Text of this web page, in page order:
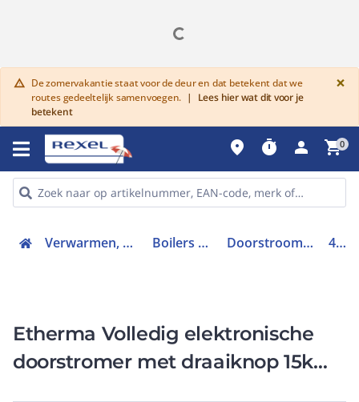
warning De zomervakantie staat voor de deur en dat betekent dat we
routes gedeeltelijk samenvoegen. |
Lees hier wat dit voor je
betekent
×
place timer person shopping_cart0
Verwarmen, Koelen en Ventileren Boilers en Buffervaten Doorstroom warmwatertoestel 41106
Etherma Volledig elektronische
doorstromer met draaiknop 15kW